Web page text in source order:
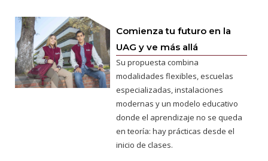
Comienza tu futuro en la
UAG y ve más allá
Su propuesta combina
modalidades flexibles, escuelas
especializadas, instalaciones
modernas y un modelo educativo
donde el aprendizaje no se queda
en teoría: hay prácticas desde el
inicio de clases.